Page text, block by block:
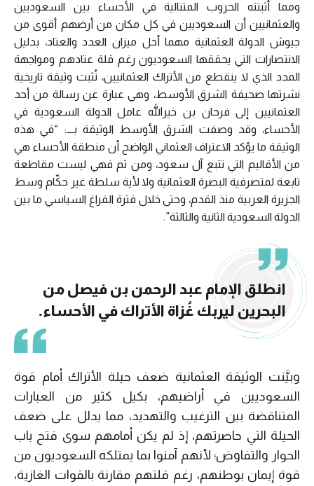
ومما أثبتته الحروب المتتالية في الأحساء بين السعوديين
والعثمانيين أن السعوديين في كل مكان من أرضهم أقوى من
جيوش الدولة العثمانية مهما أخل ميزان العدد والعتاد، بدليل
الانتصارات التي يحققها السعوديون رغم قلة عتادهم ومواجهة
المدد الذي لا ينقطع من الأتراك العثمانيين، تُثبت وثيقة تاريخية
نشرتها صحيفة الشرق الأوسط، وهي عبارة عن رسالة من أحد
العثمانيين إلى فرحان بن خيرالله عامل الدولة السعودية في
الأحساء، وقد وصفت الشرق الأوسط الوثيقة بـــ: “في هذه
الوثيقة ما يؤكد الاعتراف العثماني الواضح أن منطقة الأحساء هي
من الأقاليم التي تتبع آل سعود، ومن ثم فهي ليست مقاطعة
تابعة لمتصرفية البصرة العثمانية ولا لأية سلطة غير حكّام وسط
الجزيرة العربية منذ القدم، وحتى خلال فترة الفراغ السياسي ما بين
الدولة السعودية الثانية والثالثة”.
انطلق الإمام عبد الرحمن بن فيصل من
البحرين ليربك غُزاة الأتراك في الأحساء.
وبيَّنت الوثيقة العثمانية ضعف حيلة الأتراك أمام قوة
السعوديين في أراضيهم، بكيل كثير من العبارات
المتناقضة بين الترغيب والتهديد، مما يدلل على ضعف
الحيلة التي حاصرتهم، إذ لم يكن أمامهم سوى فتح باب
الحوار والتفاوض؛ لأنهم آمنوا بما يمتلكه السعوديون من
قوة إيمان بوطنهم، رغم قلتهم مقارنة بالقوات الغازية،